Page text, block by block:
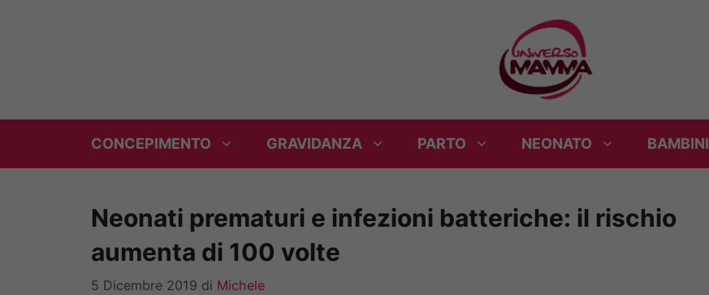
CONCEPIMENTO GRAVIDANZA PARTO NEONATO BAMBINI
Neonati prematuri e infezioni batteriche: il rischio
aumenta di 100 volte
5 Dicembre 2019 di Michele